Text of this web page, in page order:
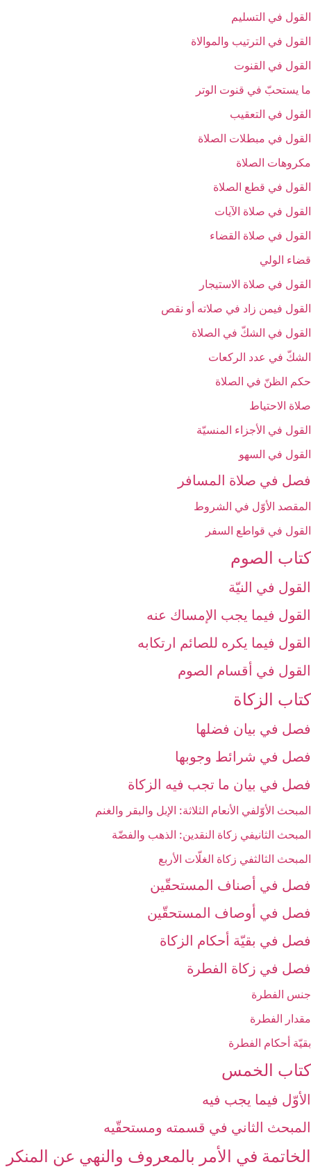
القول في التسليم‏
القول في الترتيب والموالاة
القول في القنوت‏
ما يستحبّ في قنوت الوتر
القول في التعقيب‏
القول في مبطلات الصلاة
مكروهات الصلاة
القول في قطع الصلاة
القول في صلاة الآيات‏
القول في صلاة القضاء
قضاء الولي‏
القول في صلاة الاستيجار
القول فيمن زاد في صلاته أو نقص‏
القول في الشكّ في الصلاة
الشكّ في عدد الركعات‏
حكم الظنّ في الصلاة
صلاة الاحتياط
القول في الأجزاء المنسيّة
القول في السهو
فصل في صلاة المسافر
المقصد الأوّل في الشروط
القول في قواطع السفر
كتاب الصوم‏
القول في النيّة
القول فيما يجب الإمساك عنه‏
القول فيما يكره للصائم ارتكابه‏
القول في أقسام الصوم‏
كتاب الزكاة
فصل في بيان فضلها
فصل في شرائط وجوبها
فصل في بيان ما تجب فيه الزكاة
المبحث الأوّل‏في الأنعام الثلاثة: الإبل والبقر والغنم‏
المبحث الثاني‏في زكاة النقدين: الذهب والفضّة
المبحث الثالث‏في زكاة الغلّات الأربع‏
فصل في أصناف المستحقّين‏
فصل في أوصاف المستحقّين‏
فصل في بقيّة أحكام الزكاة
فصل في زكاة الفطرة
جنس الفطرة
مقدار الفطرة
بقيّة أحكام الفطرة
كتاب الخمس‏
الأوّل فيما يجب فيه‏
المبحث الثاني في قسمته ومستحقّيه‏
الخاتمة في الأمر بالمعروف والنهي عن المنكر